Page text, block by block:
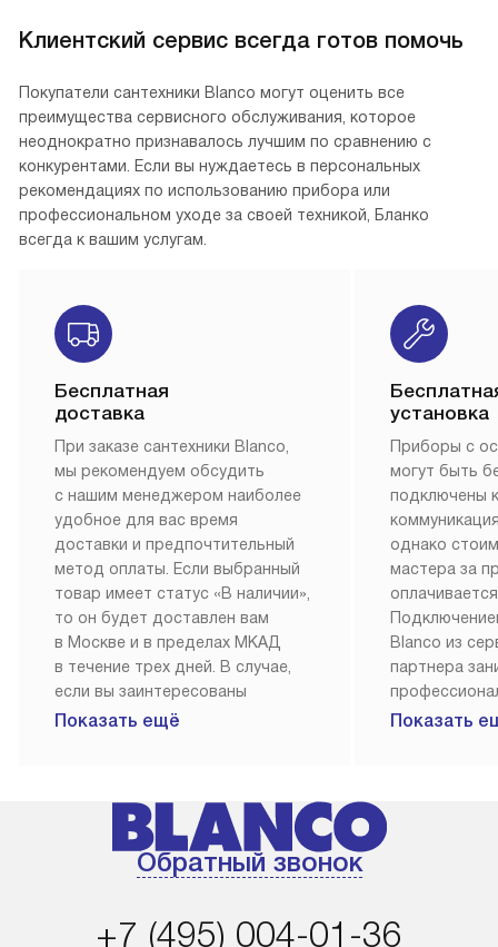
Клиентский сервис всегда готов помочь
Покупатели сантехники Blanco могут оценить все
преимущества сервисного обслуживания, которое
неоднократно признавалось лучшим по сравнению с
конкурентами. Если вы нуждаетесь в персональных
рекомендациях по использованию прибора или
профессиональном уходе за своей техникой, Бланко
всегда к вашим услугам.
Бесплатная
доставка
При заказе сантехники Blanco,
мы рекомендуем обсудить
с нашим менеджером наиболее
удобное для вас время
доставки и предпочтительный
метод оплаты. Если выбранный
товар имеет статус «В наличии»,
то он будет доставлен вам
в Москве и в пределах МКАД
в течение трех дней. В случае,
если вы заинтересованы
в товаре, который доступен
менеджером на сайте. Товары
с особым лейблом
доставляются бесплатно
аксессуаров не предусмотрена.
Показать ещё
установка
Приборы с
могут быть
подключены
однако
мастера за
Blanco из
партнера
Наш сервис
возможные
Показать
Обратный звонок
+7 (495) 004-01-36